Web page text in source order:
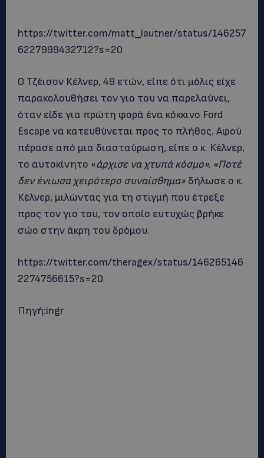
https://twitter.com/matt_lautner/status/146257
6227999432712?s=20
Ο Τζέισον Κέλνερ, 49 ετών, είπε ότι μόλις είχε
παρακολουθήσει τον γιο του να παρελαύνει,
όταν είδε για πρώτη φορά ένα κόκκινο Ford
Escape να κατευθύνεται προς το πλήθος. Αφού
πέρασε από μια διασταύρωση, είπε ο κ. Κέλνερ,
το αυτοκίνητο «άρχισε να χτυπά κόσμο». «Ποτέ
δεν ένιωσα χειρότερο συναίσθημα» δήλωσε ο κ.
Κέλνερ, μιλώντας για τη στιγμή που έτρεξε
προς τον γιο του, τον οποίο ευτυχώς βρήκε
σώο στην άκρη του δρόμου.
https://twitter.com/theragex/status/146265146
2274756615?s=20
Πηγή:ingr